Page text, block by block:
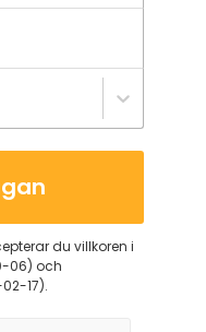
du villkoren i
06) och
17).